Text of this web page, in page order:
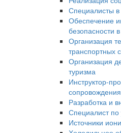
Специалисты
Обеспечение
безопасности
Организация
транспортных
Организация
туризма
Инструктор-
Разработка и
Специалист по
Источники